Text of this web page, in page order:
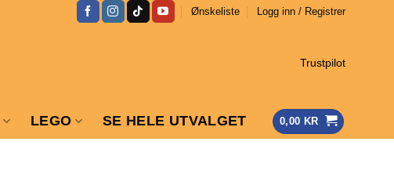
Ønskeliste Logg inn / Registrer
Trustpilot
LEGO SE HELE UTVALGET 0,00 KR